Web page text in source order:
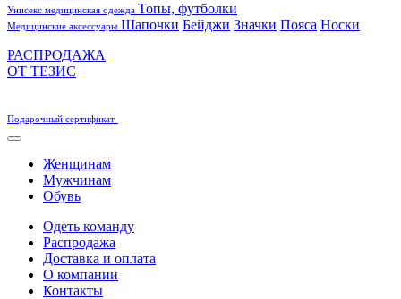
Унисекс медицинская одежда Топы, футболки
Медицинские аксессуары Шапочки Бейджи Значки Пояса Носки
РАСПРОДАЖА
ОТ ТЕЗИС
Подарочный сертификат
Женщинам
Мужчинам
Обувь
Одеть команду
Распродажа
Доставка и оплата
О компании
Контакты